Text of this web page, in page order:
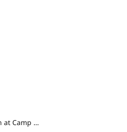
Teenage Sex and Death at Camp Miasma